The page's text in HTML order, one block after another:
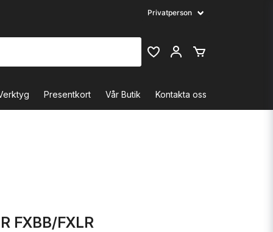
Presentkort Vår Butik Kontakta oss
FXBB/FXLR